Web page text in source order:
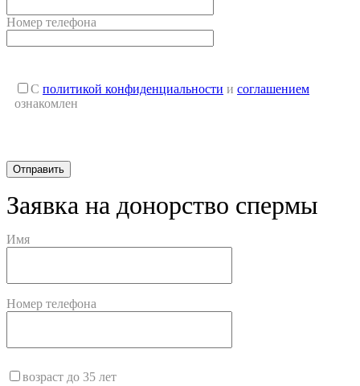
Номер телефона
С политикой конфиденциальности и соглашением
ознакомлен
Заявка на донорство спермы
Имя
Номер телефона
возраст до 35 лет